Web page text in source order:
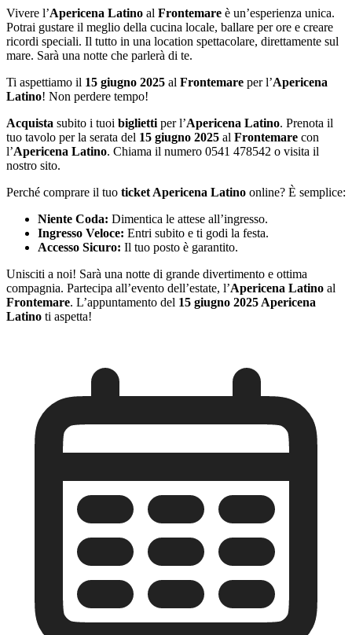
Vivere l’Apericena Latino al Frontemare è un’esperienza unica.
Potrai gustare il meglio della cucina locale, ballare per ore e creare
ricordi speciali. Il tutto in una location spettacolare, direttamente sul
mare. Sarà una notte che parlerà di te.
Ti aspettiamo il 15 giugno 2025 al Frontemare per l’Apericena
Latino! Non perdere tempo!
Acquista subito i tuoi biglietti per l’Apericena Latino. Prenota il
tuo tavolo per la serata del 15 giugno 2025 al Frontemare con
l’Apericena Latino. Chiama il numero 0541 478542 o visita il
nostro sito.
Perché comprare il tuo ticket Apericena Latino online? È semplice:
Niente Coda: Dimentica le attese all’ingresso.
Ingresso Veloce: Entri subito e ti godi la festa.
Accesso Sicuro: Il tuo posto è garantito.
Unisciti a noi! Sarà una notte di grande divertimento e ottima
compagnia. Partecipa all’evento dell’estate, l’Apericena Latino al
Frontemare. L’appuntamento del 15 giugno 2025 Apericena
Latino ti aspetta!